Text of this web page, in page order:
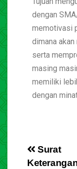
dengan
memotivasi
dimana
serta
masing
memiliki
dengan
Surat